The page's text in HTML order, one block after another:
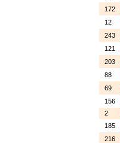
172
12
243
121
203
88
69
156
2
185
216